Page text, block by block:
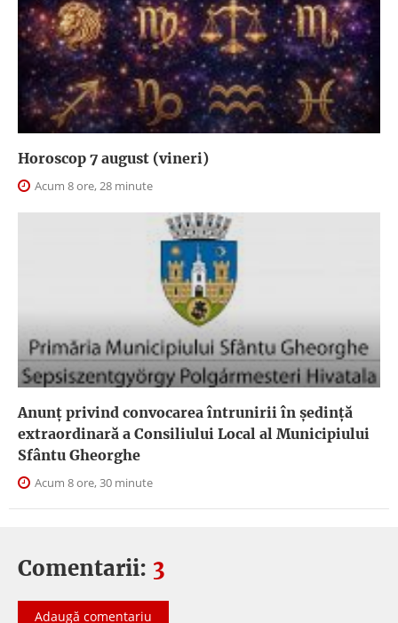
Horoscop 7 august (vineri)
Acum 8 ore, 28 minute
Anunţ privind convocarea întrunirii în şedinţă
extraordinară a Consiliului Local al Municipiului
Sfântu Gheorghe
Acum 8 ore, 30 minute
Comentarii: 3
Adaugă comentariu